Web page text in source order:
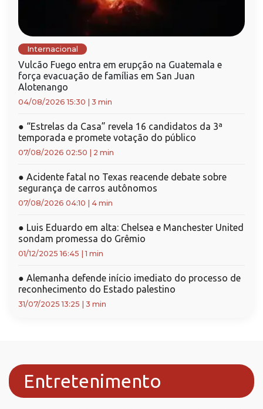
Internacional
Vulcão Fuego entra em erupção na Guatemala e
força evacuação de famílias em San Juan
Alotenango
04/08/2026 15:30 3 min
● “Estrelas da Casa” revela 16 candidatos da 3ª
temporada e promete votação do público
07/08/2026 02:50 2 min
● Acidente fatal no Texas reacende debate sobre
segurança de carros autônomos
07/08/2026 04:10 4 min
● Luis Eduardo em alta: Chelsea e Manchester United
sondam promessa do Grêmio
01/12/2025 16:45 |1 min
● Alemanha defende início imediato do processo de
reconhecimento do Estado palestino
31/07/2025 13:25 3 min
Entretenimento